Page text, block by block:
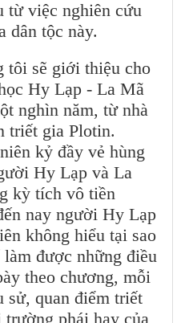
từ việc nghiên cứu
dân tộc này.
tôi sẽ giới thiệu cho
Hy Lạp - La Mã
nghìn năm, từ nhà
triết gia Plotin.
kỷ đầy vẻ hùng
Hy Lạp và La
kỳ tích vô tiền
nay người Hy Lạp
không hiểu tại sao
được những điều
theo chương, mỗi
sử, quan điểm triết
phái hay của